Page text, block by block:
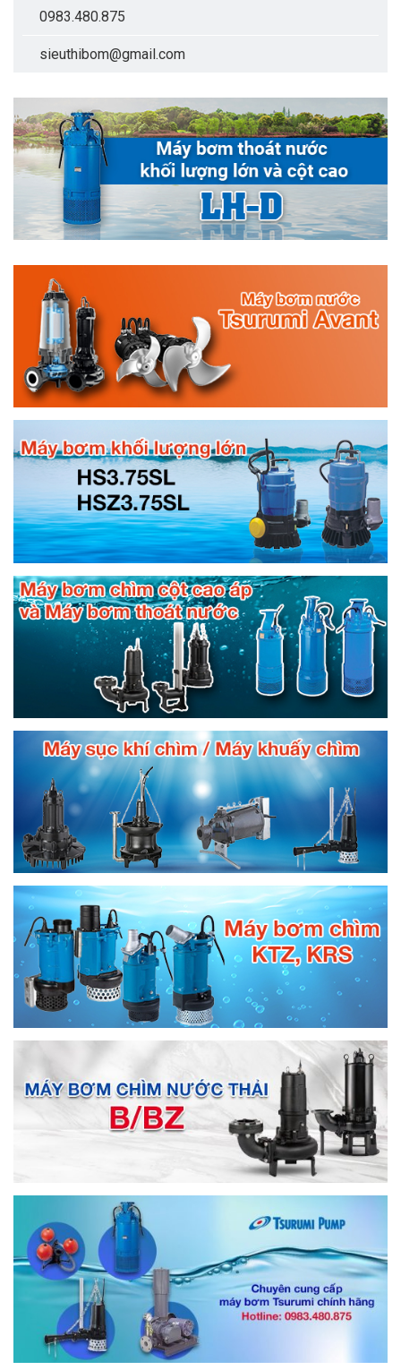
0983.480.875
sieuthibom@gmail.com